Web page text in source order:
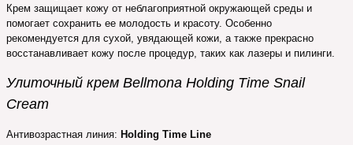
Крем защищает кожу от неблагоприятной окружающей среды и
помогает сохранить ее молодость и красоту. Особенно
рекомендуется для сухой, увядающей кожи, а также прекрасно
восстанавливает кожу после процедур, таких как лазеры и пилинги.
Улиточный крем Bellmona Holding Time Snail
Cream
Антивозрастная линия: Holding Time Line